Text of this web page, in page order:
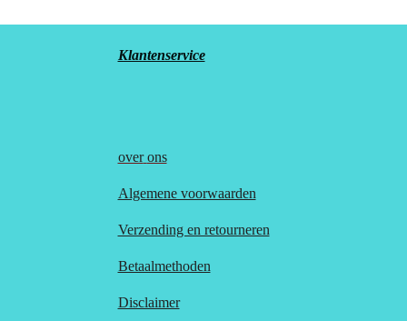
Klantenservice
over ons
Algemene voorwaarden
Verzending en retourneren
Betaalmethoden
Disclaimer